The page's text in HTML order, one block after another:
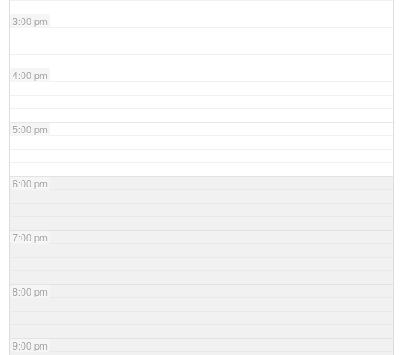
3:00 pm
4:00 pm
5:00 pm
6:00 pm
7:00 pm
8:00 pm
9:00 pm